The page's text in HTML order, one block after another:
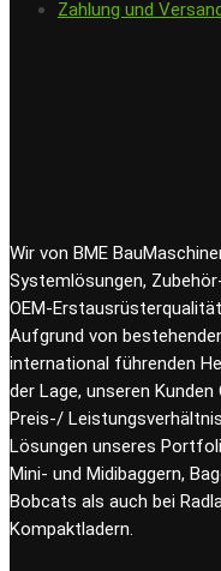
Zahlung und Versand
Wir von BME
Systemlösungen,
OEM-
Aufgrund von
international führenden
der Lage, unseren
Preis-/
Lösungen unseres
Mini- und Midibaggern,
Bobcats als auch bei
Kompaktladern.